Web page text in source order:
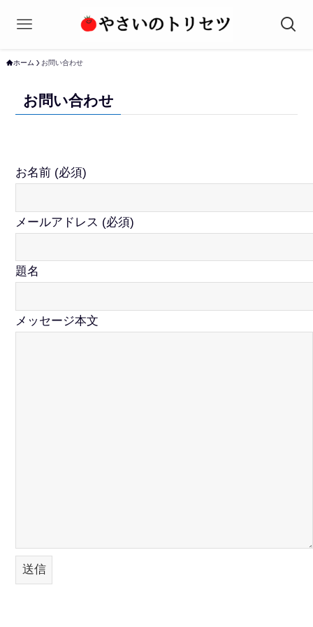
ホーム お問い合わせ
お問い合わせ
お名前 (必須)
メールアドレス (必須)
題名
メッセージ本文